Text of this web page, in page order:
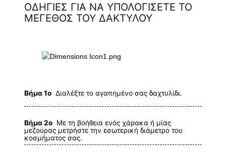
ΟΔΗΓΙΕΣ ΓΙΑ ΝΑ ΥΠΟΛΟΓΙΣΕΤΕ ΤΟ
ΜΕΓΕΘΟΣ ΤΟΥ ΔΑΚΤΥΛΟΥ
Βήμα 1ο Διαλέξτε το αγαπημένο σας δαχτυλίδι.
Βήμα 2ο Με τη βοήθεια ενός χάρακα ή μίας
μεζούρας μετρήστε την εσωτερική διάμετρο του
κοσμήματος σας.